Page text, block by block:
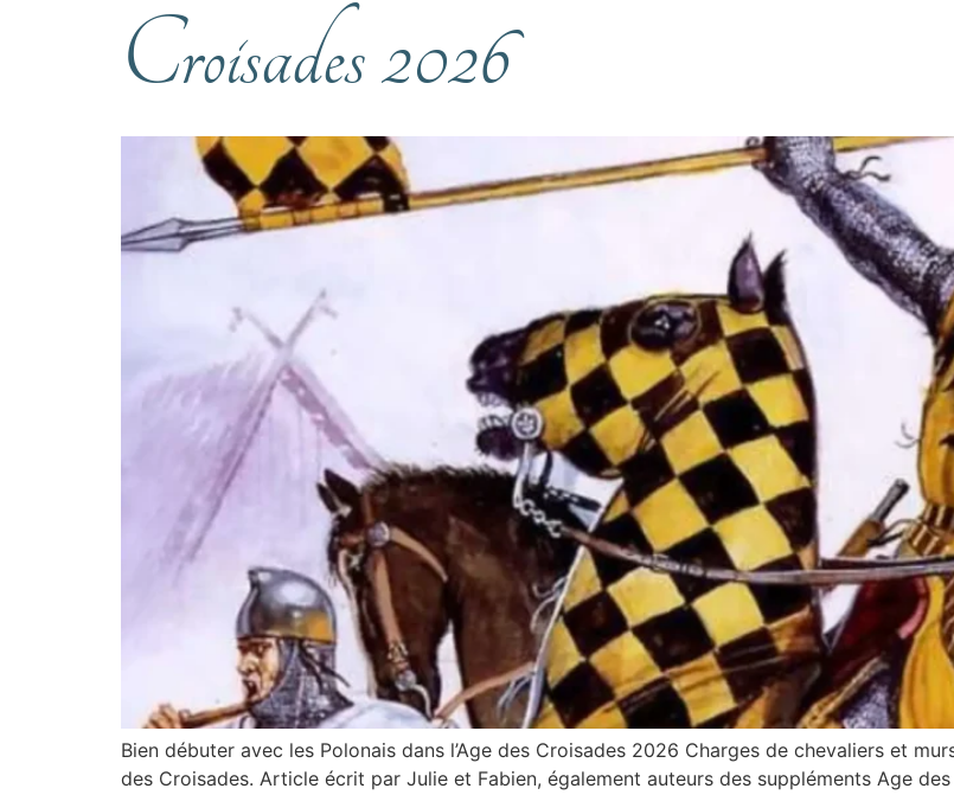
Croisades 2026
Bien débuter avec les Polonais dans l’Age des Croisades 2026 Charges de chevaliers et
des Croisades. Article écrit par Julie et Fabien, également auteurs des suppléments Age